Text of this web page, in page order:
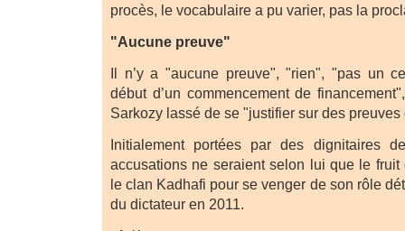
procès, le vocabulaire a pu varier, pas la
"Aucune preuve"
Il n’y a "aucune preuve", "rien", "pas un
début d’un commencement de
Sarkozy lassé de se "justifier sur des preuves
Initialement portées par des dignitaires
accusations ne seraient selon lui que le fruit
le clan Kadhafi pour se venger de son rôle
du dictateur en 2011.